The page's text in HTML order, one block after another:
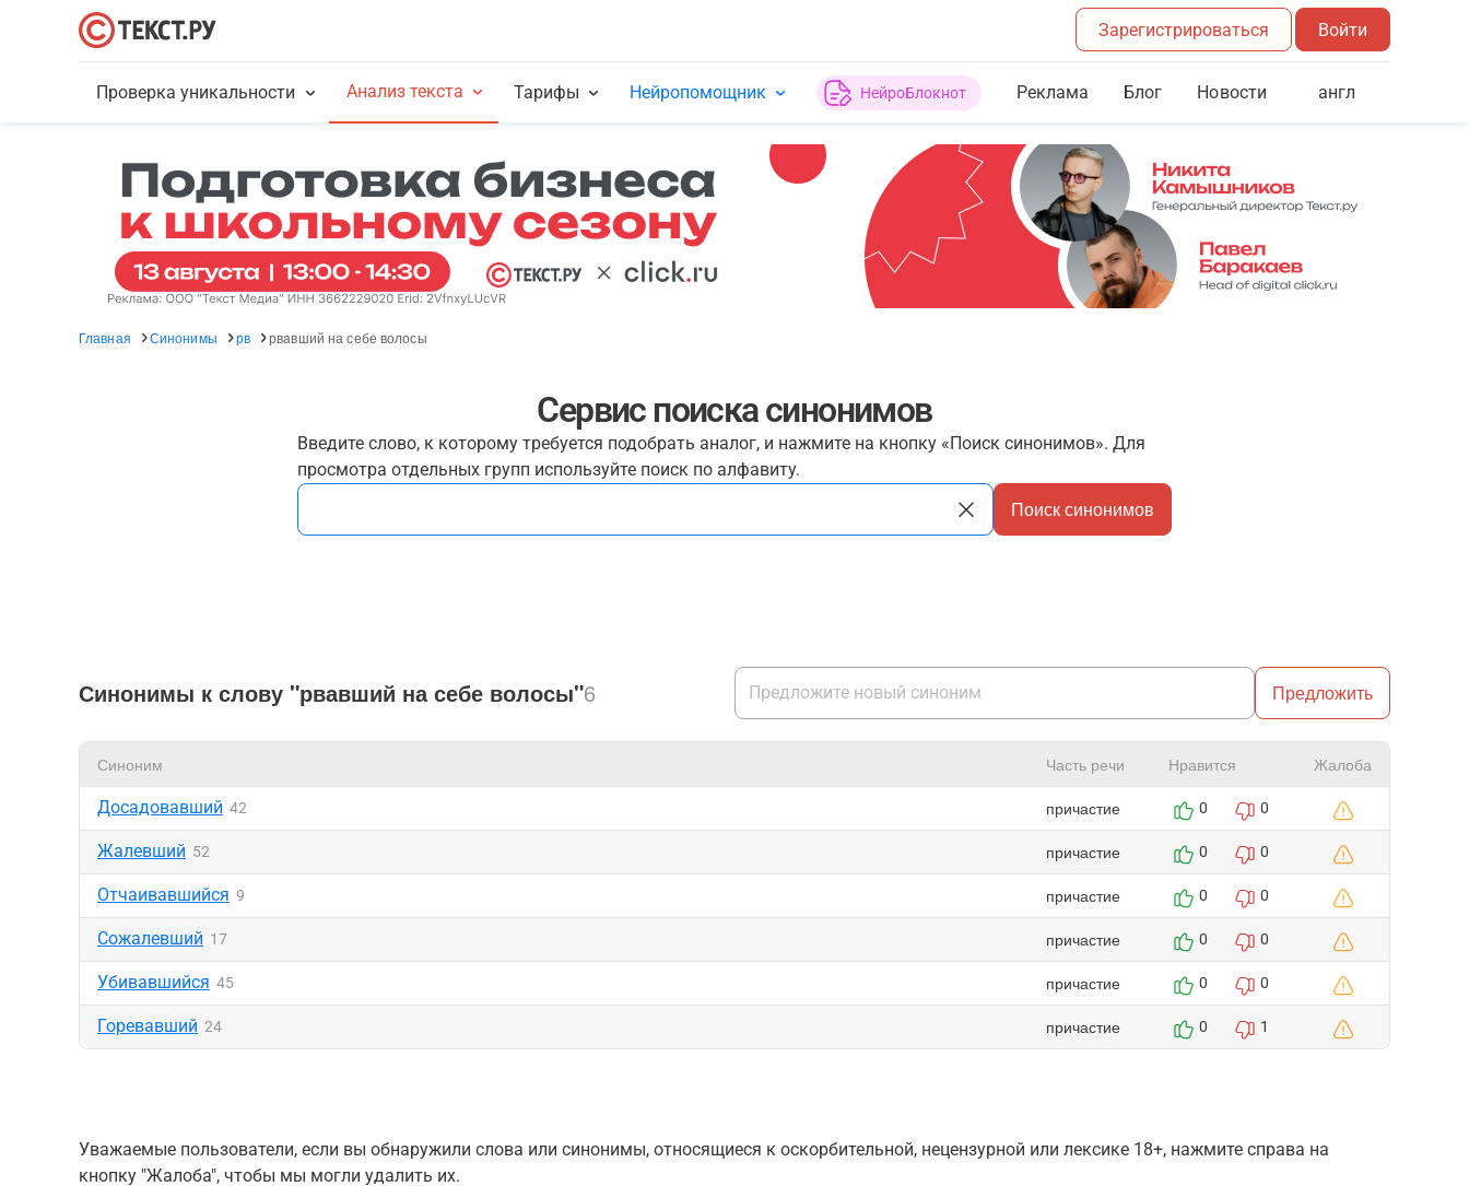
Зарегистрироваться Войти
Проверка уникальности Анализ текста Тарифы Нейропомощник НейроБлокнот Реклама Блог Новости англ
Главная Синонимы рв рвавший на себе волосы
Сервис поиска синонимов
Введите слово, к которому требуется подобрать аналог, и нажмите на кнопку «Поиск синонимов». Для
просмотра отдельных групп используйте поиск по алфавиту.
Поиск синонимов
Синонимы к слову "рвавший на себе волосы"6 Предложить
Синоним Часть речи Нравится Жалоба
Досадовавший 42 причастие 0 0
Жалевший 52 причастие 0 0
Отчаивавшийся 9 причастие 0 0
Сожалевший 17 причастие 0 0
Убивавшийся 45 причастие 0 0
Горевавший 24 причастие 0 1
Уважаемые пользователи, если вы обнаружили слова или синонимы, относящиеся к оскорбительной, нецензурной или лексике 18+, нажмите справа на
кнопку "Жалоба", чтобы мы могли удалить их.